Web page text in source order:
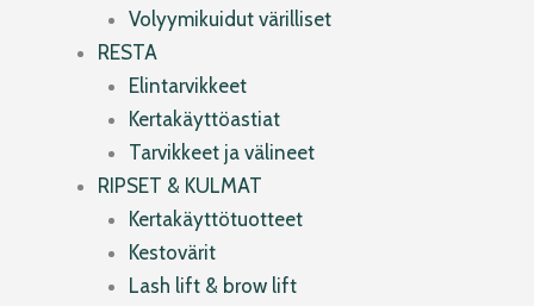
Volyymikuidut värilliset
RESTA
Elintarvikkeet
Kertakäyttöastiat
Tarvikkeet ja välineet
RIPSET & KULMAT
Kertakäyttötuotteet
Kestovärit
Lash lift & brow lift